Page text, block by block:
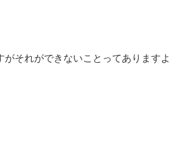
それができないことってありますよ